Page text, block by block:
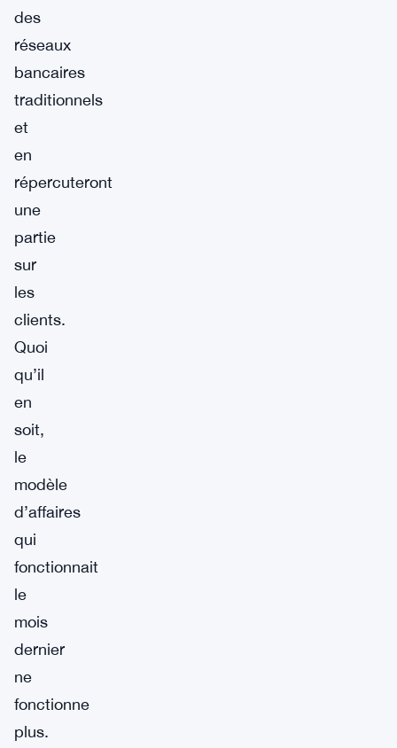
des
réseaux
bancaires
traditionnels
et
en
répercuteront
une
partie
sur
les
clients.
Quoi
qu’il
en
soit,
le
modèle
d’affaires
qui
fonctionnait
le
mois
dernier
ne
fonctionne
plus.